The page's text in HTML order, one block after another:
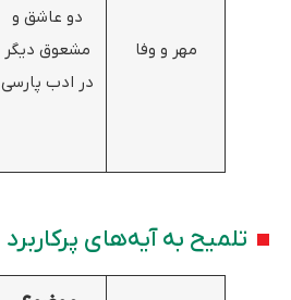
مهر و وفا
دو عاشق و
مشعوق دیگر
در ادب پارسی
تلمیح به آیه‌های پرکاربرد